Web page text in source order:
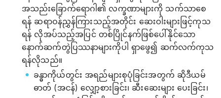
အသည်းခြောက်ရောဂါ၏ လက္ခဏာများကို သက်သာစေ
ရန် ‌ဆရာဝန်ညွှန်ကြားသည့်အတိုင်း ဆေးဝါးများဖြင့်ကုသ
ရန် လိုအပ်သည့်အပြင် တစ်ပြိုင်နက်ဖြစ်ပေါ်နိုင်သော
နောက်ဆက်တွဲပြဿနာများကိုပါ ရှာဖွေ၍ ဆက်လက်ကုသ
ရန်လိုသည်။
ခန္ဓာကိုယ်တွင်း အရည်များစုပုံခြင်းအတွက် ဆိုဒီယမ်
ဓာတ် (အငန်) လျှော့စားခြင်း၊ ဆီးဆေးများ ပေးခြင်း၊